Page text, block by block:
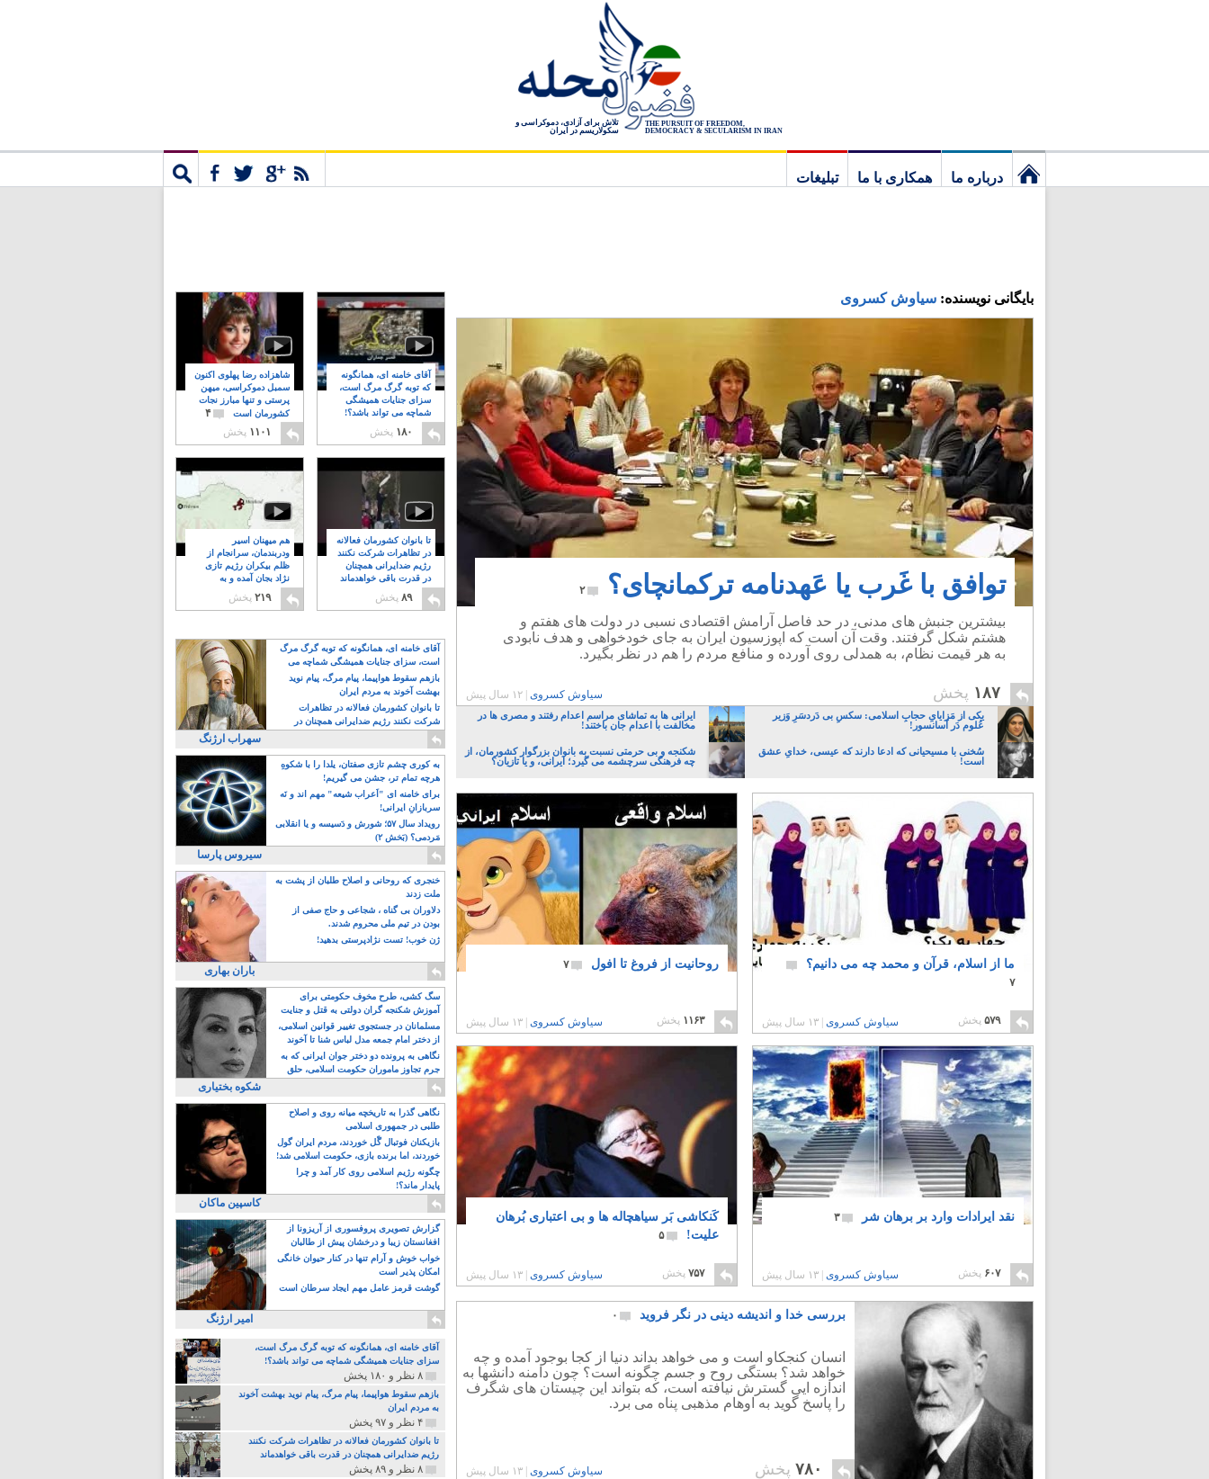
THE PURSUIT OF FREEDOM,
DEMOCRACY & SECULARISM IN IRAN
تلاش برای آزادی، دموکراسی و
سکولاریسم در ایران
درباره ما همکاری با ما
تبلیغات
بایگانی نویسنده: سیاوش کسروی
توافق با غَرب یا عَهدنامه ترکمانچای؟ ۲
بیشترین جنبش های مدنی، در حد فاصل آرامش اقتصادی نسبی در دولت های هفتم و
هشتم شکل گرفتند. وقت آن است که اپوزسیون ایران به جای خودخواهی و هدف نابودی
به هر قیمت نظام، به همدلی روی آورده و منافع مردم را هم در نظر بگیرد.
۱۸۷ پخش سیاوش کسروی ۱۲ سال پیش
یکی از مَزایایِ حجابِ اسلامی: سکسِ بی دَردسَرِ وَزیر
عُلوم دَر آسانسور!
ایرانی ها به تماشای مراسم اعدام رفتند و مصری ها در
مخالفت با اعدام جان باختند!
سُخنی با مسیحیانی که ادعا دارند که عیسی، خدایِ عشق
است!
شکنجه و بی حرمتی نسبت به بانوان بزرگوار کشورمان، از
چه فرهنگی سرچشمه می گیرد؛ ایرانی، و یا تازیان؟
ما از اسلام، قرآن و محمد چه می دانیم؟
۷
۵۷۹ پخش سیاوش کسروی |۱۳ سال پیش
روحانیت از فروغ تا افول ۷
۱۱۶۳ پخش سیاوش کسروی ۱۳ سال پیش
نقد ایرادات وارد بر برهان شر ۳
۶۰۷ پخش سیاوش کسروی |۱۳ سال پیش
کَنکاشی بَر سیاهچاله ها و بی اعتباری بُرهان
علیت!
۵
۷۵۷پخش سیاوش کسروی ۱۳ سال پیش
بررسی خدا و اندیشه دینی در نگر فروید ۰
انسان کنجکاو است و می خواهد بداند دنیا از کجا بوجود آمده و چه
خواهد شد؟ بستگی روح و جسم چگونه است؟ چون دامنه دانشها به
اندازه ایی گسترش نیافته است، که بتواند این چیستان های شگرف
را پاسخ گوید به اوهام مذهبی پناه می برد.
۷۸۰ پخش سیاوش کسروی ۱۳ سال پیش
شاهزاده رضا پهلوی اکنون
سمبل دموکراسی، میهن
پرستی و تنها مبارز نجات
کشورمان است
۴
۱۱۰۱ پخش
آقای خامنه ای، همانگونه
که توبه گرگ مرگ است،
سزای جنایات همیشگی
شماچه می تواند باشد؟!
۸
۱۸۰ پخش
هم میهنان اسیر
ودربندمان، سرانجام از
ظلم بیکران رژیم تازی
نژاد بجان آمده و به
۲۱۹ پخش
تا بانوان کشورمان فعالانه
در تظاهرات شرکت نکنند
رژیم ضدایرانی همچنان
در قدرت باقی خواهدماند
۸
۸۹ پخش
آقای خامنه ای، همانگونه که توبه گرگ مرگ
است، سزای جنایات همیشگی شماچه می
تواند باشد؟!
بازهم سقوط هواپیما، پیام مرگ، پیام نوید
بهشت آخوند به مردم ایران
تا بانوان کشورمان فعالانه در تظاهرات
شرکت نکنند رژیم ضدایرانی همچنان در
قدرت باقی خواهدماند
سهراب ارژنگ
به کوری چشم تازی صفتان، یلدا را با شکوهِ
هرچه تمام تر، جشن می گیریم!
برای خامنه ای "اَعراب شیعه" مهم اند و نَه
سربازانِ ایرانی!
رویداد سال ۵۷؛ شورش و دَسیسه و یا انقلابی
مَردمی؟ (بَخش ۲)
سیروس پارسا
خنجری که روحانی و اصلاح طلبان از پشت به
ملت زدند
دلاوران بی گناه ، شجاعی و حاج صفی از
بودن در تیم ملی محروم شدند.
ژن خوب! تست نژادپرستی بدهید!
باران بهاری
سگ کشی، طرح مخوف حکومتی برای
آموزش شکنجه گران دولتی به قتل و جنایت
بیشتر
مسلمانان در جستجوی تغییر قوانین اسلامی،
از دختر امام جمعه مدل لباس شنا تا آخوند
مسلمان همجنسگرا!
نگاهی به پرونده دو دختر جوان ایرانی که به
جرم تجاوز ماموران حکومت اسلامی، حلق
آویز شدند!
شکوه بختیاری
نگاهی گذرا به تاریخچه میانه روی و اصلاح
طلبی در جمهوری اسلامی
بازیکنان فوتبال گًل خوردند، مردم ایران گول
خوردند، اما برنده بازی، حکومت اسلامی شد!
چگونه رژیم اسلامی روی کار آمد و چرا
پایدار ماند؟!
کاسپین ماکان
گزارش تصویری پروفسوری از آریزونا از
افغانستان زیبا و درخشان پیش از طالبان
خواب خوش و آرام تنها در کنار حیوان خانگی
امکان پذیر است
گوشت قرمز عامل مهم ایجاد سرطان است
امیر ارژنگ
آقای خامنه ای، همانگونه که توبه گرگ مرگ است،
سزای جنایات همیشگی شماچه می تواند باشد؟!
۸ نظر و ۱۸۰ پخش
بازهم سقوط هواپیما، پیام مرگ، پیام نوید بهشت آخوند
به مردم ایران
۴ نظر و ۹۷ پخش
تا بانوان کشورمان فعالانه در تظاهرات شرکت نکنند
رژیم ضدایرانی همچنان در قدرت باقی خواهدماند
۸ نظر و ۸۹ پخش